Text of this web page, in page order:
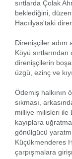
sırtlarda Çolak
beklediğini,
Hacıilyas'taki
Direnişçiler adım
Köyü
direnişçilerin
üzgü, ezinç ve
Ödemiş halkının
sıkması,
milliye milisleri ile
kayıplara
gönülgücü
Küçükmenderes
çarpışmalara